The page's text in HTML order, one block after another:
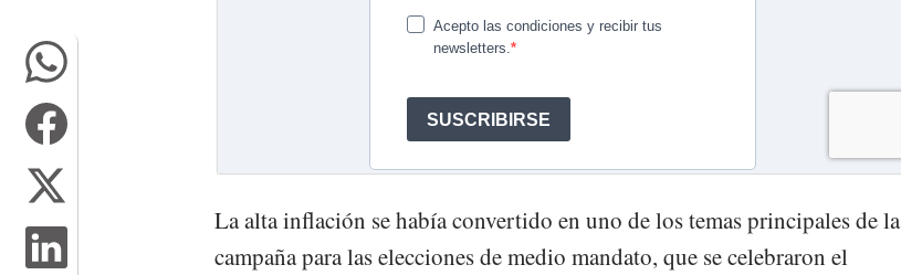
La alta inflación se había convertido en uno de los temas principales de la
campaña para las elecciones de medio mandato, que se celebraron el